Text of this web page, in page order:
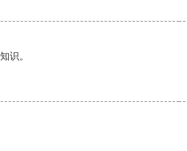
识。